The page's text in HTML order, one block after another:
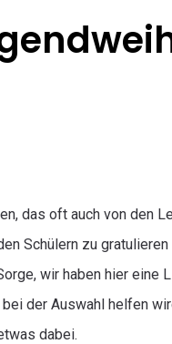
das oft auch von den
Schülern zu
wir haben hier eine
der Auswahl helfen
dabei.